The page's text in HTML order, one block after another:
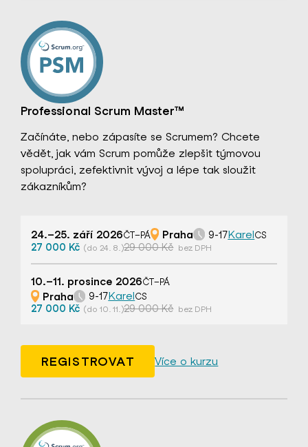
Professional Scrum Master™
Začínáte, nebo zápasíte se Scrumem? Chcete
vědět, jak vám Scrum pomůže zlepšit týmovou
spolupráci, zefektivnit vývoj a lépe tak sloužit
zákazníkům?
24.–25. září 2026ČT–PÁ Praha 9-17KarelCS
27 000 Kč (do 24. 8.)29 000 Kč bez DPH
10.–11. prosince 2026ČT–PÁ
Praha 9-17KarelCS
27 000 Kč (do 10. 11.)29 000 Kč bez DPH
REGISTROVAT Více o kurzu